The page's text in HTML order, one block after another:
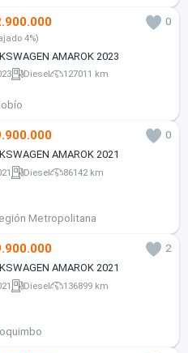
0
4%)
AMAROK 2023
Diesel 127011 km
0
AMAROK 2021
Diesel 86142 km
Metropolitana
2
AMAROK 2021
Diesel 136899 km